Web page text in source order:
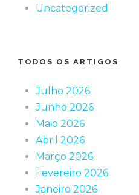
Uncategorized
TODOS OS ARTIGOS
Julho 2026
Junho 2026
Maio 2026
Abril 2026
Março 2026
Fevereiro 2026
Janeiro 2026